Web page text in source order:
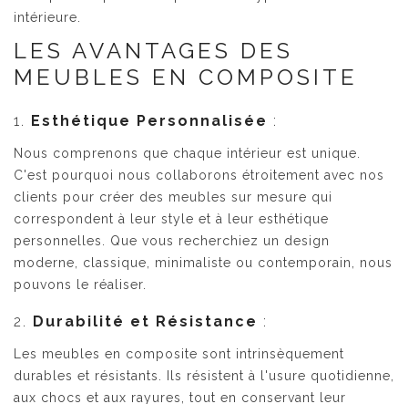
intérieure.
LES AVANTAGES DES
MEUBLES EN COMPOSITE
1. Esthétique Personnalisée :
Nous comprenons que chaque intérieur est unique.
C'est pourquoi nous collaborons étroitement avec nos
clients pour créer des meubles sur mesure qui
correspondent à leur style et à leur esthétique
personnelles. Que vous recherchiez un design
moderne, classique, minimaliste ou contemporain, nous
pouvons le réaliser.
2. Durabilité et Résistance :
Les meubles en composite sont intrinsèquement
durables et résistants. Ils résistent à l'usure quotidienne,
aux chocs et aux rayures, tout en conservant leur